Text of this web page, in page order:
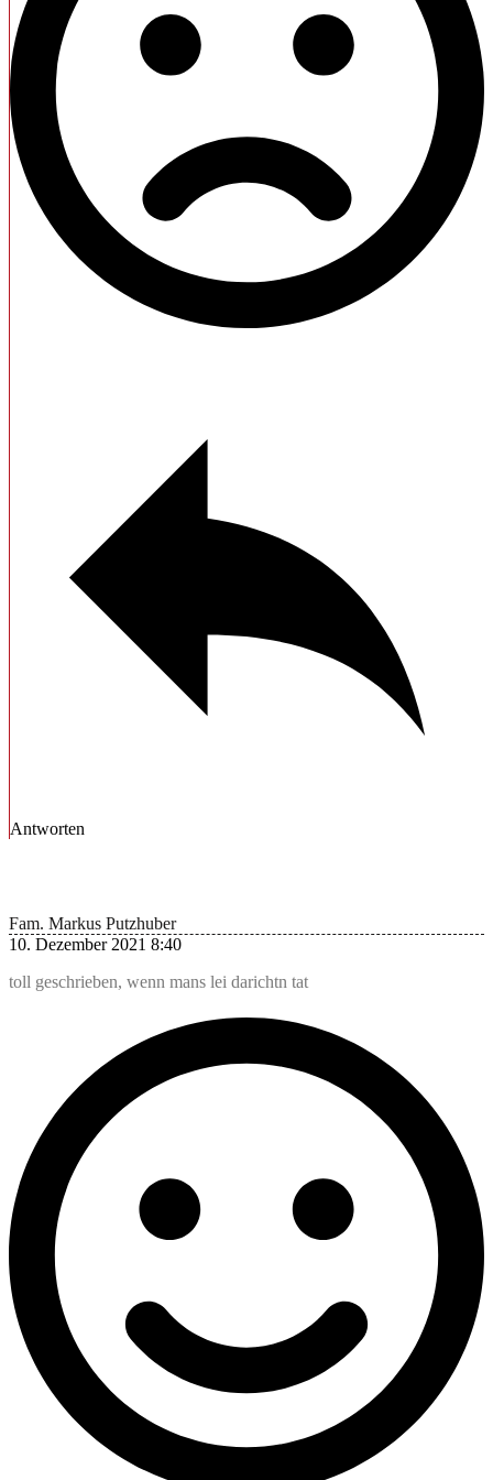
Antworten
Fam. Markus Putzhuber
10. Dezember 2021 8:40
toll geschrieben, wenn mans lei darichtn tat